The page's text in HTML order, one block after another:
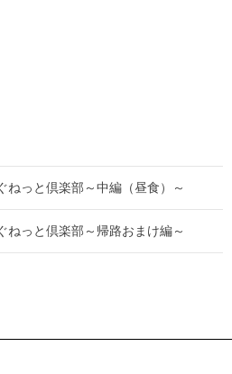
ねっと倶楽部～中編（昼食）～
ねっと倶楽部～帰路おまけ編～